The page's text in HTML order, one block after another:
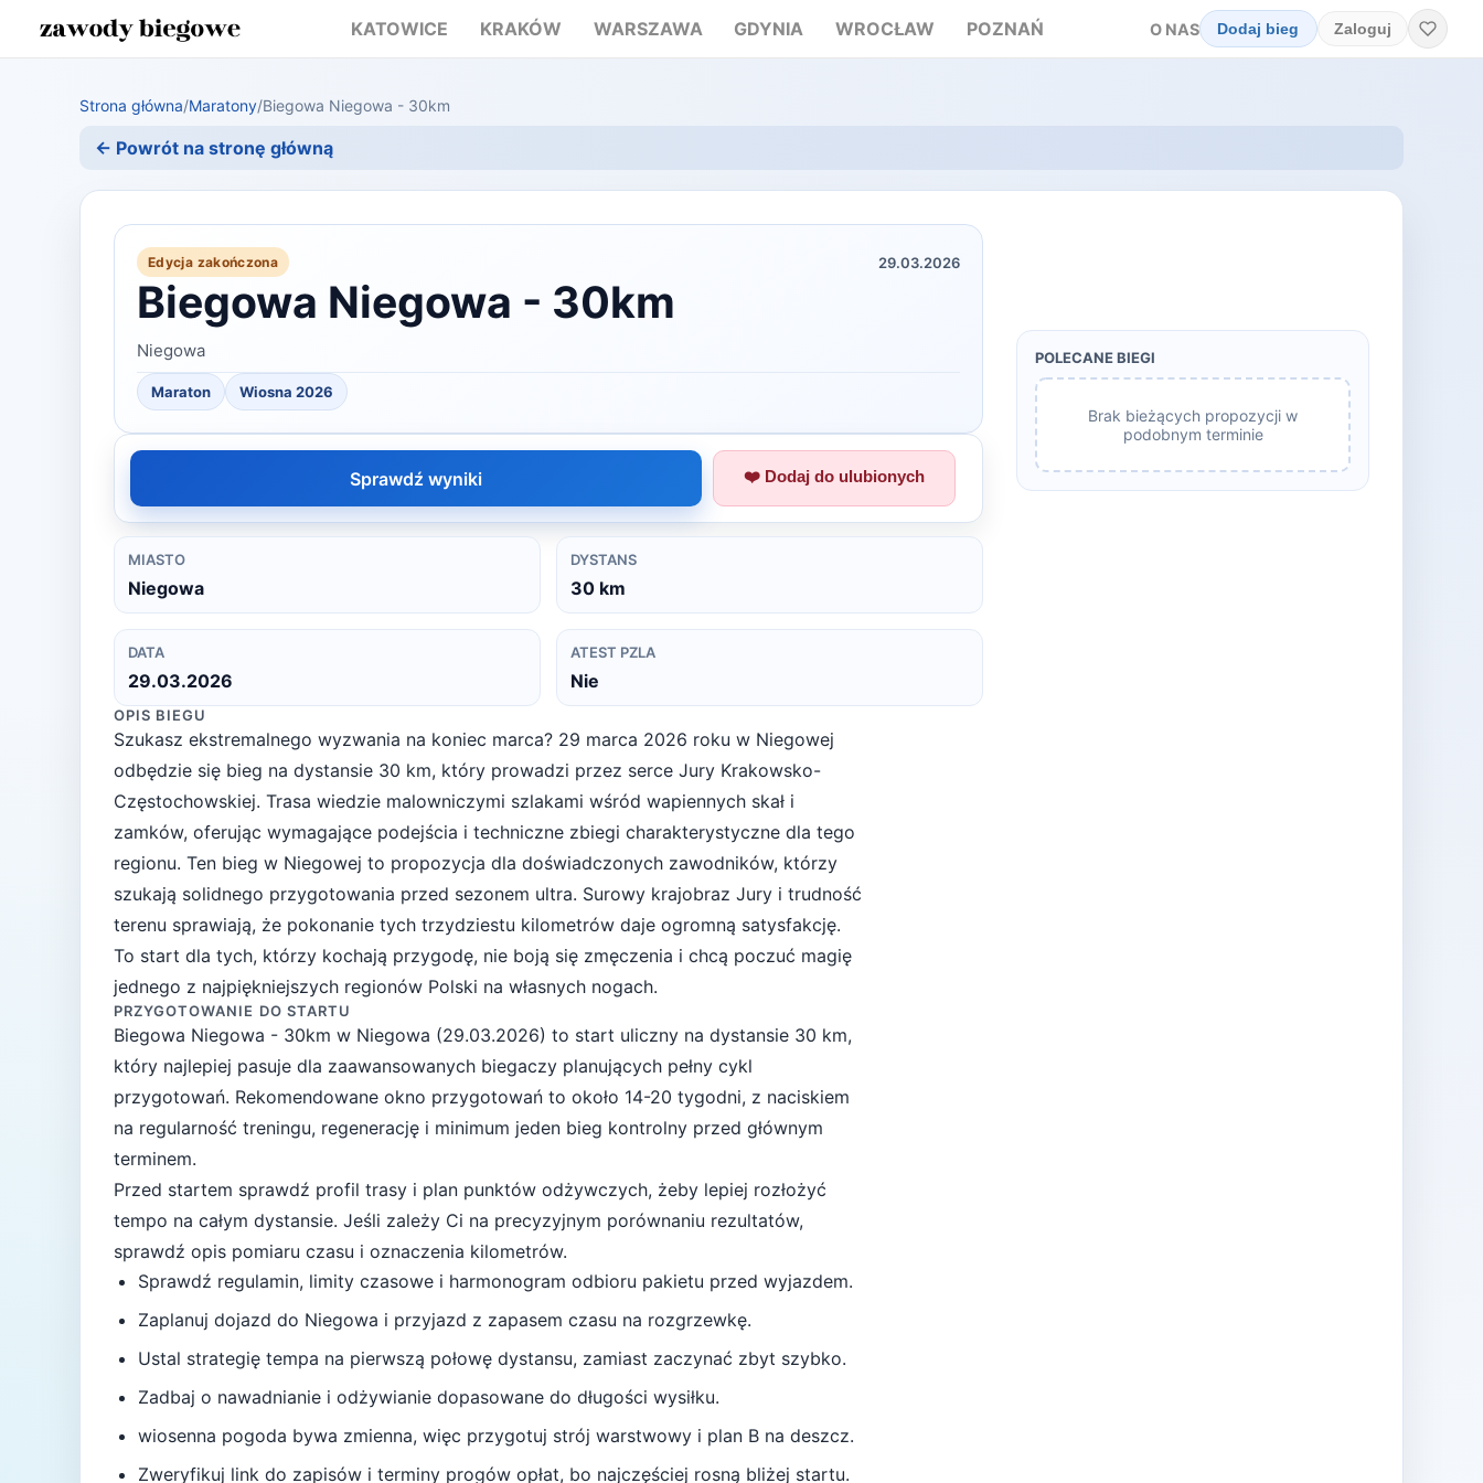
KATOWICE KRAKÓW WARSZAWA GDYNIA WROCŁAW POZNAŃ O NAS Dodaj bieg Zaloguj
Strona główna/Maratony/Biegowa Niegowa - 30km
← Powrót na stronę główną
Edycja zakończona 29.03.2026
Biegowa Niegowa - 30km
Niegowa
Maraton Wiosna 2026
Sprawdź wyniki ❤️ Dodaj do ulubionych
MIASTO
Niegowa
DYSTANS
30 km
DATA
29.03.2026
ATEST PZLA
Nie
OPIS BIEGU
Szukasz ekstremalnego wyzwania na koniec marca? 29 marca 2026 roku w Niegowej
odbędzie się bieg na dystansie 30 km, który prowadzi przez serce Jury Krakowsko-
Częstochowskiej. Trasa wiedzie malowniczymi szlakami wśród wapiennych skał i
zamków, oferując wymagające podejścia i techniczne zbiegi charakterystyczne dla tego
regionu. Ten bieg w Niegowej to propozycja dla doświadczonych zawodników, którzy
szukają solidnego przygotowania przed sezonem ultra. Surowy krajobraz Jury i trudność
terenu sprawiają, że pokonanie tych trzydziestu kilometrów daje ogromną satysfakcję.
To start dla tych, którzy kochają przygodę, nie boją się zmęczenia i chcą poczuć magię
jednego z najpiękniejszych regionów Polski na własnych nogach.
PRZYGOTOWANIE DO STARTU
Biegowa Niegowa - 30km w Niegowa (29.03.2026) to start uliczny na dystansie 30 km,
który najlepiej pasuje dla zaawansowanych biegaczy planujących pełny cykl
przygotowań. Rekomendowane okno przygotowań to około 14-20 tygodni, z naciskiem
na regularność treningu, regenerację i minimum jeden bieg kontrolny przed głównym
terminem.
Przed startem sprawdź profil trasy i plan punktów odżywczych, żeby lepiej rozłożyć
tempo na całym dystansie. Jeśli zależy Ci na precyzyjnym porównaniu rezultatów,
sprawdź opis pomiaru czasu i oznaczenia kilometrów.
Sprawdź regulamin, limity czasowe i harmonogram odbioru pakietu przed wyjazdem.
Zaplanuj dojazd do Niegowa i przyjazd z zapasem czasu na rozgrzewkę.
Ustal strategię tempa na pierwszą połowę dystansu, zamiast zaczynać zbyt szybko.
Zadbaj o nawadnianie i odżywianie dopasowane do długości wysiłku.
wiosenna pogoda bywa zmienna, więc przygotuj strój warstwowy i plan B na deszcz.
Zweryfikuj link do zapisów i terminy progów opłat, bo najczęściej rosną bliżej startu.
POLECANE BIEGI
Brak bieżących propozycji w
podobnym terminie